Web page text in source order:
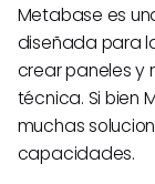
Metabase es
diseñada para
crear paneles y
técnica. Si bien
muchas
capacidades.